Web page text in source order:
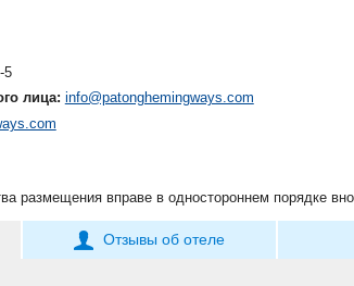
5
лица: info@patonghemingways.com
размещения вправе в одностороннем порядке
Отзывы об отеле